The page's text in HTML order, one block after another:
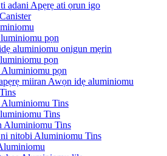
adani Apẹrẹ ati ọrun igo
pọn
aluminiomu onigun mẹrin
pọn
Aluminiomu pọn
miiran Awọn idẹ aluminiomu
Aluminiomu Tins
Tins
Aluminiomu Tins
nitobi Aluminiomu Tins